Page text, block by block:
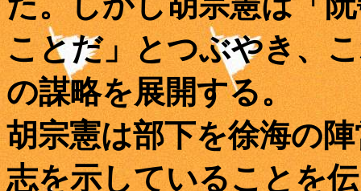
ことだ」とつぶやき、
の謀略を展開する。
胡宗憲は部下を徐海の
志を示していることを